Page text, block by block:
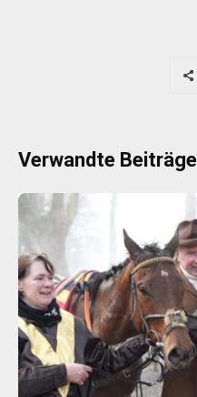
Verwandte Beiträge